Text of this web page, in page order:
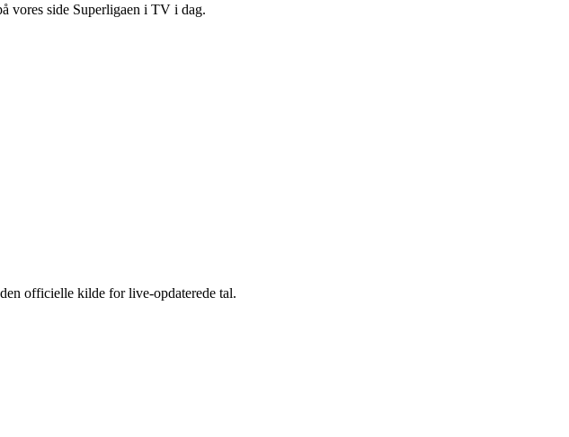
vores side Superligaen i TV i dag.
officielle kilde for live-opdaterede tal.